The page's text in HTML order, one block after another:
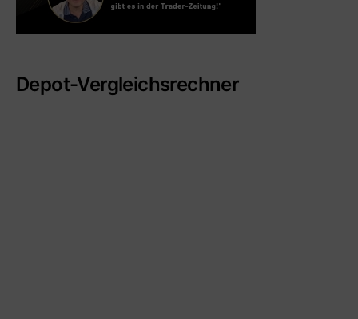
Depot-Vergleichsrechner